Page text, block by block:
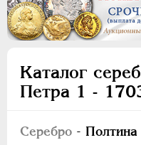
Каталог
Петра 1 -
Серебро -
ПEТР I 1699 - 1725
ПЕТР II 1727-1729
АННА ИОАННОВНА
ЕЛИЗАВЕТА 1741-